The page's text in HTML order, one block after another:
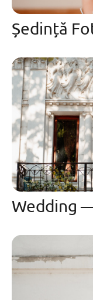
Wedding